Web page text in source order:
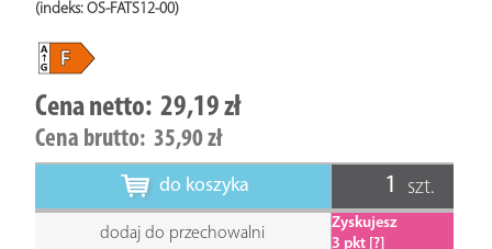
(indeks: OS-FATS12-00)
Cena netto: 29,19 zł
Cena brutto: 35,90 zł
do koszyka szt.
dodaj do przechowalni
Zyskujesz
3 pkt [?]